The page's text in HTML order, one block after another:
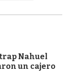
Nahuel
un cajero